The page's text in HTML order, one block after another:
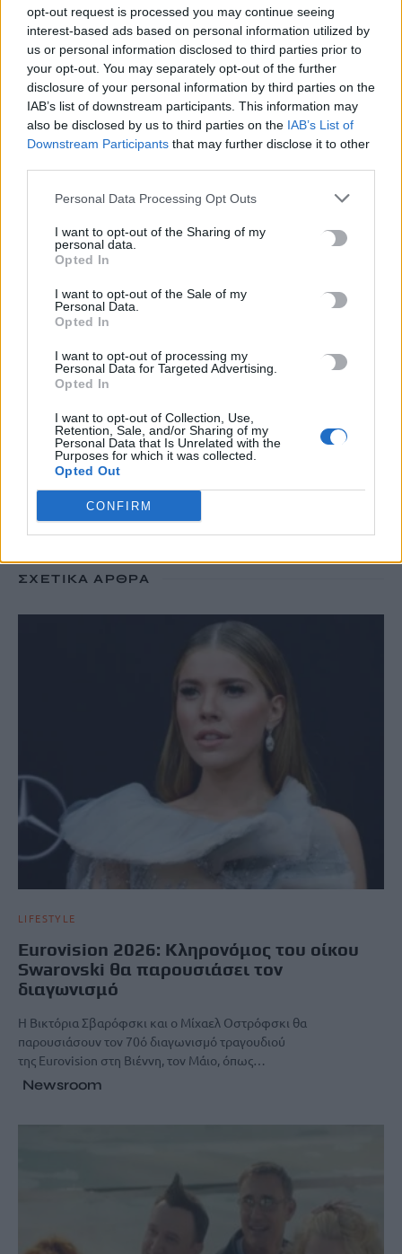
opt-out request is processed you may continue seeing
interest-based ads based on personal information utilized by
us or personal information disclosed to third parties prior to
your opt-out. You may separately opt-out of the further
disclosure of your personal information by third parties on the
IAB’s list of downstream participants. This information may
also be disclosed by us to third parties on the IAB’s List of
Downstream Participants that may further disclose it to other
Personal Data Processing Opt Outs
I want to opt-out of the Sharing of my
personal data.
Opted In
I want to opt-out of the Sale of my
Personal Data.
Opted In
I want to opt-out of processing my
Personal Data for Targeted Advertising.
Opted In
I want to opt-out of Collection, Use,
Retention, Sale, and/or Sharing of my
Personal Data that Is Unrelated with the
Purposes for which it was collected.
Opted Out
CONFIRM
8 Αυγούστου, 2026
Οικογενειακή τραγωδία στις Σέρρες: Τα στοιχεία της ΕΛ.ΑΣ.
και τα τέσσερα σενάρια για το μοιραίο τροχαίο
8 Αυγούστου, 2026
8 Αυγούστου, 2026
Μίνι χωματερή το παραλιακό μέτωπο της Νέας
Αλικαρνασσού
8 Αυγούστου, 2026
8 Αυγούστου, 2026
TRENDING
ΕΝΤΙΚ #ΣΥΜΜΟΡΙΑ
ΣΧΕΤΙΚΆ ΆΡΘΡΑ
LIFESTYLE
Eurovision 2026: Κληρονόμος του οίκου
Swarovski θα παρουσιάσει τον
διαγωνισμό
Η Βικτόρια Σβαρόφσκι και ο Μίχαελ Οστρόφσκι θα
παρουσιάσουν τον 70ό διαγωνισμό τραγουδιού
της Eurovision στη Βιέννη, τον Μάιο, όπως…
Newsroom